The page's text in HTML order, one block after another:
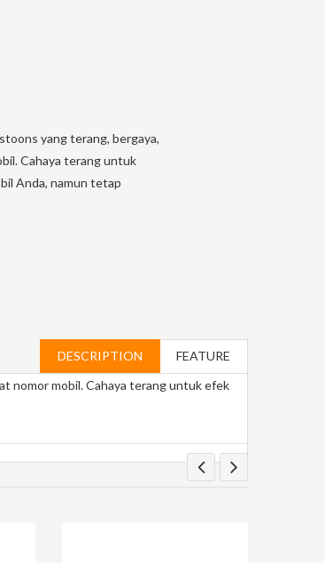
yang terang, bergaya,
Cahaya terang untuk
Anda, namun tetap
DESCRIPTION
FEATURE
nomor mobil. Cahaya terang untuk efek